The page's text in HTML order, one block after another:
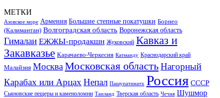
МЕТКИ
Азовское море Армения Большие степные покатушки Борнео
(Калимантан) Волгоградская область Воронежская область
Гималаи ЕЖЖЫ-продакшн Жуковский Кавказ и
Закавказье Карачаево-Черкесия Катманду Краснодарский край
Малайзия МоскваМосковская областьНагорный
Карабах или Арцах Непал Пашупатинатх Россия СССР
Сьяновские пещеры и каменоломни Таиланд Тверская область Чечня Шушмор